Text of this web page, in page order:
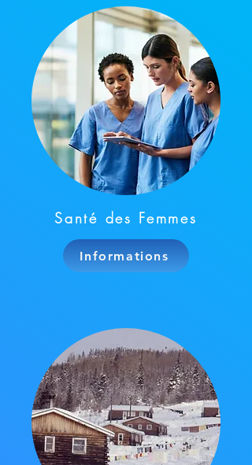
Santé des Femmes
Informations